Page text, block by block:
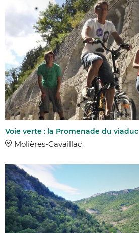
Voie verte : la Promenade du viaduc
Molières-Cavaillac